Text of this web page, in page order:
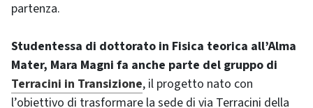
partenza.
Studentessa di dottorato in Fisica teorica all’Alma
Mater, Mara Magni fa anche parte del gruppo di
Terracini in Transizione, il progetto nato con
l’obiettivo di trasformare la sede di via Terracini della